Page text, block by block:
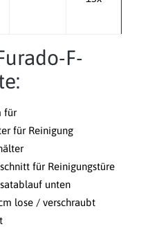
F-
für
für Reinigung
für Reinigungstüre
unten
lose / verschraubt